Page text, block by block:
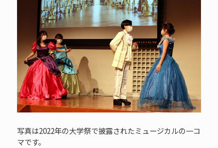
写真は2022年の大学祭で披露されたミュージカルの一コ
マです。